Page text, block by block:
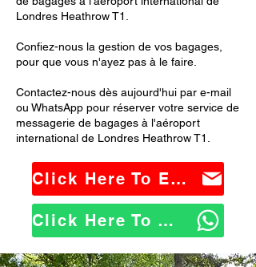
Londres Heathrow T1.
Confiez-nous la gestion de vos bagages,
pour que vous n'ayez pas à le faire.
Contactez-nous dès aujourd'hui par e-mail
ou WhatsApp pour réserver votre service de
messagerie de bagages à l'aéroport
international de Londres Heathrow T1.
Click Here To Email Us
Click Here To WhatsApp Us